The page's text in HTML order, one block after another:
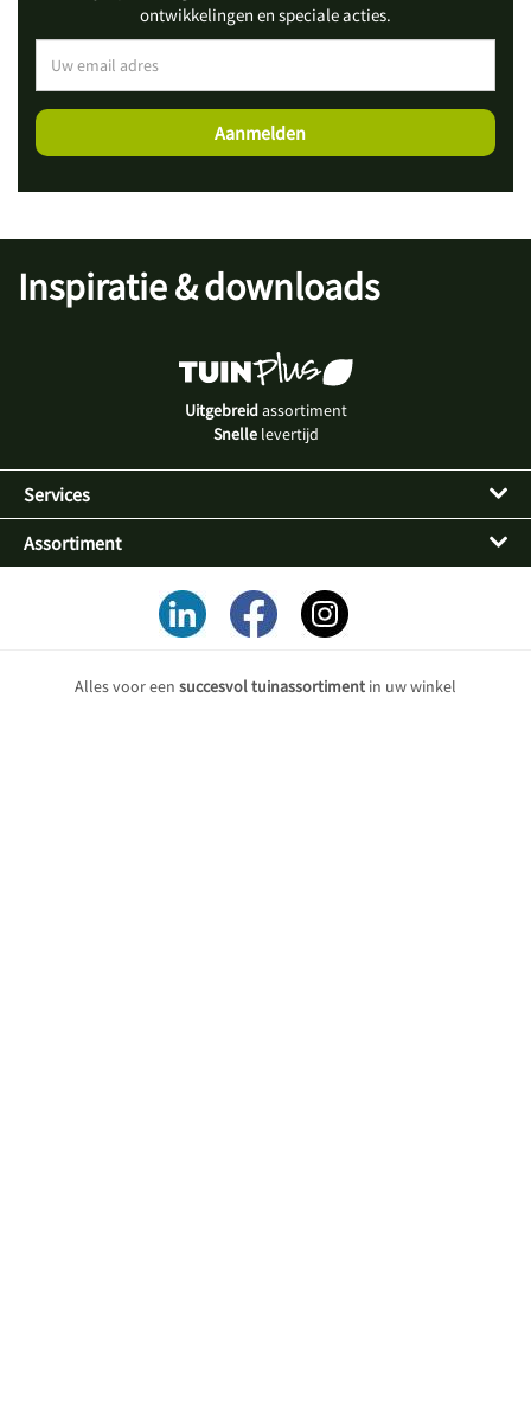
ontwikkelingen en speciale acties.
Inspiratie & downloads
Uitgebreidassortiment
Snellelevertijd
Services
Assortiment
Alles voor een succesvol tuinassortiment in uw winkel